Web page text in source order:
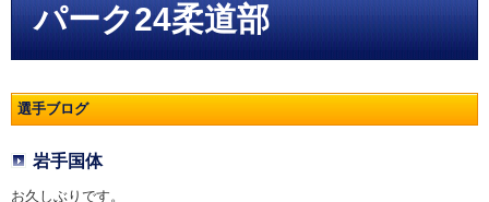
パーク24柔道部
選手ブログ
岩手国体
お久しぶりです。